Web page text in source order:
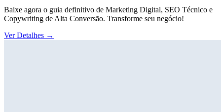
Baixe agora o guia definitivo de Marketing Digital, SEO Técnico e
Copywriting de Alta Conversão. Transforme seu negócio!
Ver Detalhes →